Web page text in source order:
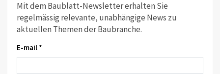
Mit dem Baublatt-Newsletter erhalten Sie
regelmässig relevante, unabhängige News zu
aktuellen Themen der Baubranche.
E-mail *